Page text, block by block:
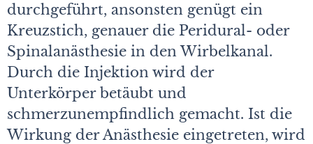
durchgeführt, ansonsten genügt ein
Kreuzstich, genauer die Peridural- oder
Spinalanästhesie in den Wirbelkanal.
Durch die Injektion wird der
Unterkörper betäubt und
schmerzunempfindlich gemacht. Ist die
Wirkung der Anästhesie eingetreten, wird